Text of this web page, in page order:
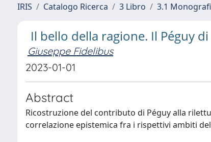
IRIS Catalogo Ricerca 3 Libro 3.1
Il bello della ragione. Il Péguy
Giuseppe Fidelibus
2023-01-01
Abstract
Ricostruzione del contributo di Péguy alla
correlazione epistemica fra i rispettivi ambiti